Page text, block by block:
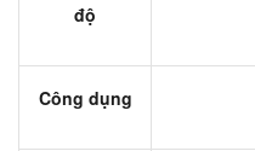
độ
Công dụng